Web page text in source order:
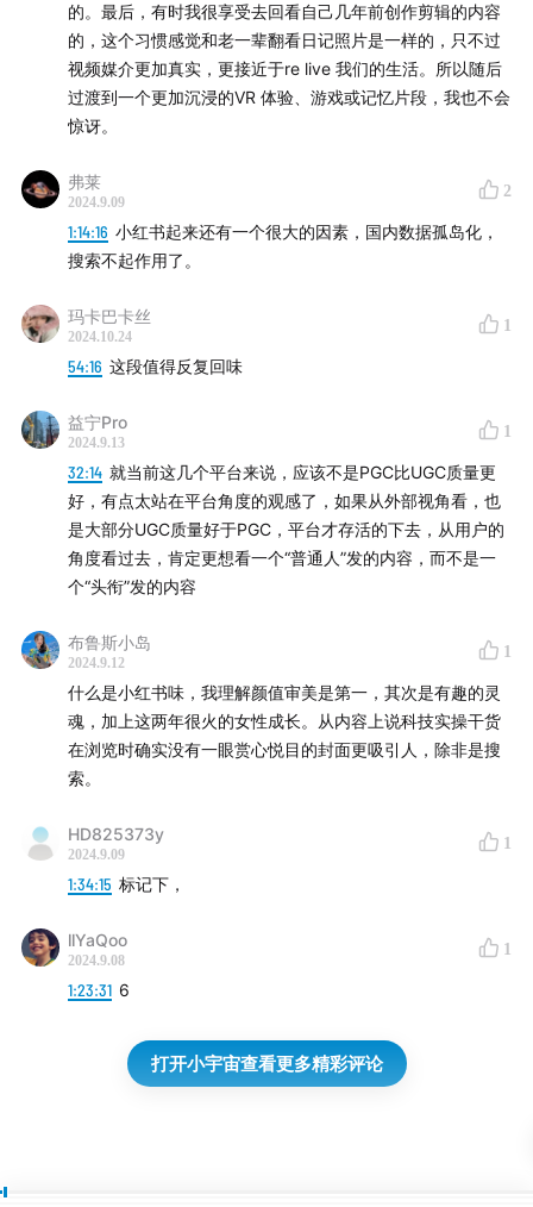
微信公众号：乱翻书
视频号：潘乱
商业合作：联系微信 tongxing717
的。最后，有时我很享受去回看自己几年前创作剪辑的内容
的，这个习惯感觉和老一辈翻看日记照片是一样的，只不过
视频媒介更加真实，更接近于re live 我们的生活。所以随后
过渡到一个更加沉浸的VR 体验、游戏或记忆片段，我也不会
惊讶。
弗莱
2024.9.09
2
1:14:16 小红书起来还有一个很大的因素，国内数据孤岛化，
搜索不起作用了。
玛卡巴卡丝
2024.10.24
1
54:16 这段值得反复回味
益宁Pro
2024.9.13
1
32:14 就当前这几个平台来说，应该不是PGC比UGC质量更
好，有点太站在平台角度的观感了，如果从外部视角看，也
是大部分UGC质量好于PGC，平台才存活的下去，从用户的
角度看过去，肯定更想看一个“普通人”发的内容，而不是一
个“头衔”发的内容
布鲁斯小岛
2024.9.12
1
什么是小红书味，我理解颜值审美是第一，其次是有趣的灵
魂，加上这两年很火的女性成长。从内容上说科技实操干货
在浏览时确实没有一眼赏心悦目的封面更吸引人，除非是搜
索。
HD825373y
2024.9.09
1
1:34:15 标记下，
llYaQoo
2024.9.08
1
1:23:31 6
打开小宇宙查看更多精彩评论